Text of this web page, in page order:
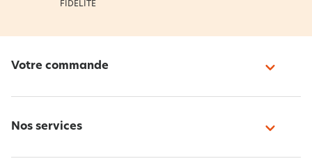
FIDÉLITÉ
Votre commande
Nos services